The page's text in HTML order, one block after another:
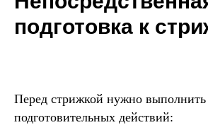
подготовка к
Перед стрижкой нужно выполнить
подготовительных действий: